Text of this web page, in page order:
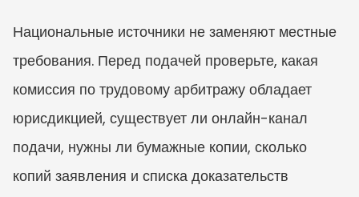
Национальные источники не заменяют местные
требования. Перед подачей проверьте, какая
комиссия по трудовому арбитражу обладает
юрисдикцией, существует ли онлайн-канал
подачи, нужны ли бумажные копии, сколько
копий заявления и списка доказательств